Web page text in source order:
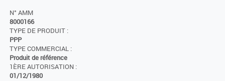
N° AMM
8000166
TYPE DE PRODUIT :
PPP
TYPE COMMERCIAL :
Produit de référence
1ÈRE AUTORISATION :
01/12/1980